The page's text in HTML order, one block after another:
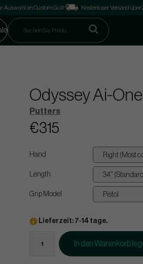
Auswahl an Custom Golf Kostenloser Versand über
Odyssey Ai-
Putters
€315
Hand
Length
Grip Model
Lieferzeit: 7-14 tage.
In den Warenkorb